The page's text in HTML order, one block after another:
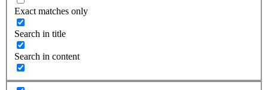
Exact matches only
Search in title
Search in content